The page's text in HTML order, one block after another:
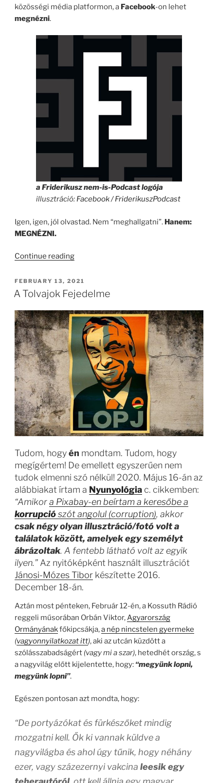
közösségi média platformon, a Facebook-on lehet
megnézni.
a Friderikusz nem-is-Podcast logója
illusztráció: Facebook / FriderikuszPodcast
Igen, igen, jól olvastad. Nem “meghallgatni”. Hanem:
MEGNÉZNI.
Continue reading“Friderikusz,
Még
Mindig
Podkaszter
(FRISSÍTVE!)”
POSTED
ON
FEBRUARY 13, 2021
A Tolvajok Fejedelme
Tudom, hogyén mondtam. Tudom, hogy
megígértem! De emellett egyszerűen nem
tudok elmenni szó nélkül! 2020. Május 16-án az
alábbiakat írtam a Nyunyológia c. cikkemben:
“Amikora Pixabay-en beírtam a keresőbe a
korrupciószót angolul (corruption), akkor
csak négy olyan illusztráció/fotó volt a
találatok között, amelyek egy személyt
ábrázoltak. A fentebb látható volt az egyik
ilyen.” Az nyitóképként használt illusztrációt
Jánosi-Mózes Tibor készítette 2016.
December 18-án.
Aztán most pénteken, Február 12-én, a Kossuth Rádió
reggeli műsorában Orbán Viktor,Agyarország
Ormányánakfőkipcsákja,a nép nincstelen gyermeke
(vagyonnyilatkozat itt), aki az utcán küzdött a
szólásszabadságért (vagy mi a szar), hetedhét ország, s
a nagyvilág előtt kijelentette, hogy: “megyünk lopni,
megyünk lopni”.
Egészen pontosan azt mondta, hogy:
“De portyázókat és fürkészőket mindig
mozgatni kell. Ők ki vannak küldve a
nagyvilágba és ahol úgy tűnik, hogy néhány
ezer, vagy százezernyi vakcina leesik egy